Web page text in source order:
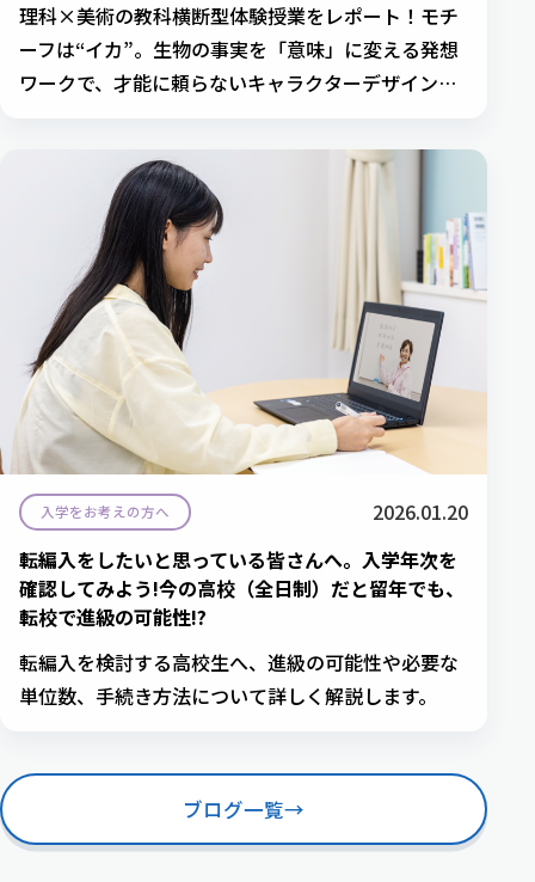
理科×美術の教科横断型体験授業をレポート！モチ
ーフは“イカ”。生物の事実を「意味」に変える発想
ワークで、才能に頼らないキャラクターデザインに
入学をお考えの方へ
2026.01.20
転編入をしたいと思っている皆さんへ。入学年次を
確認してみよう!今の高校（全日制）だと留年でも、
転校で進級の可能性!?
転編入を検討する高校生へ、進級の可能性や必要な
単位数、手続き方法について詳しく解説します。
ブログ一覧→